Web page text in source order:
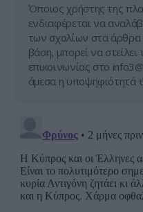
Όποιος χρήστης της
ενδιαφέρεται να
των σχολίων στα άρθρα
βάση, μπορεί να στείλει
επικοινωνίας στο
άμεσα η υποψηφιότητά